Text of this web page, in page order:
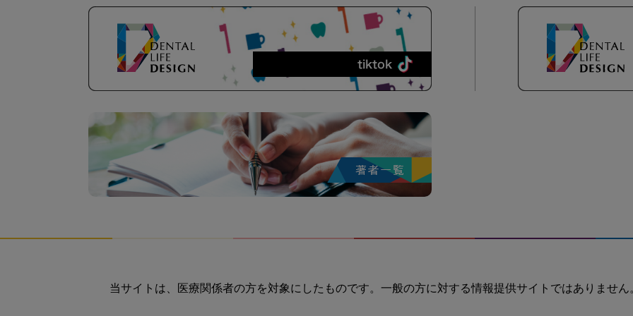
当サイトは、医療関係者の方を対象にしたものです。一般の方に対する情報提供サイトではありません